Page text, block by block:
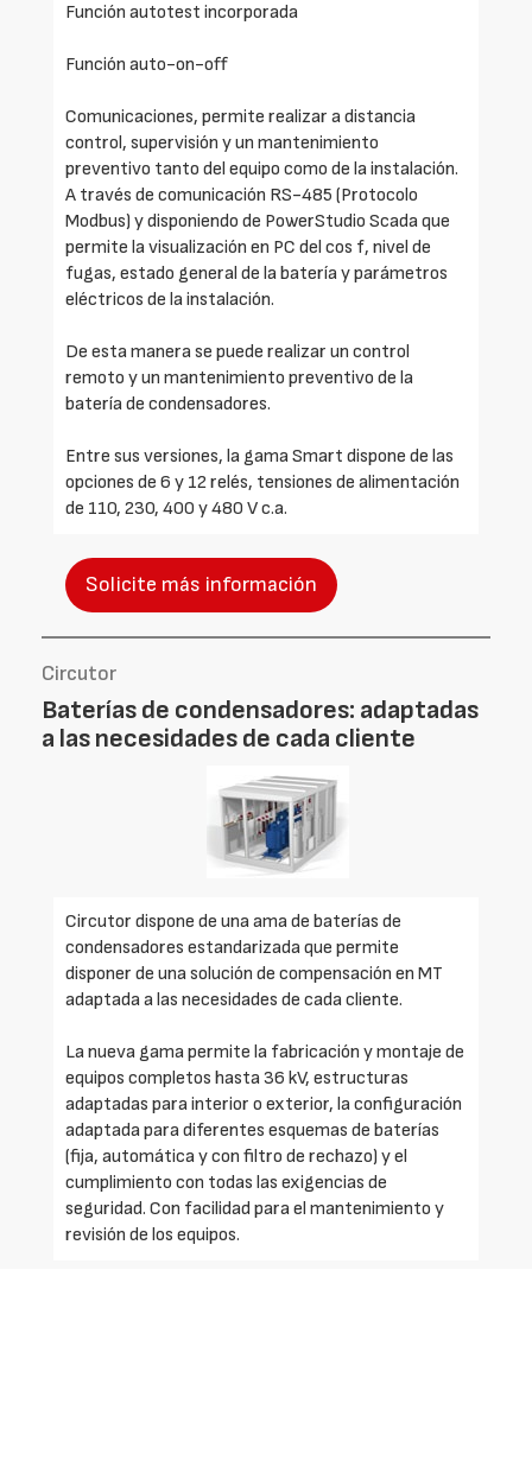
Función autotest incorporada
Función auto-on-off
Comunicaciones, permite realizar a distancia
control, supervisión y un mantenimiento
preventivo tanto del equipo como de la instalación.
A través de comunicación RS-485 (Protocolo
Modbus) y disponiendo de PowerStudio Scada que
permite la visualización en PC del cos f, nivel de
fugas, estado general de la batería y parámetros
eléctricos de la instalación.
De esta manera se puede realizar un control
remoto y un mantenimiento preventivo de la
batería de condensadores.
Entre sus versiones, la gama Smart dispone de las
opciones de 6 y 12 relés, tensiones de alimentación
de 110, 230, 400 y 480 V c.a.
Solicite más información
Circutor
Baterías de condensadores: adaptadas
a las necesidades de cada cliente
Circutor dispone de una ama de baterías de
condensadores estandarizada que permite
disponer de una solución de compensación en MT
adaptada a las necesidades de cada cliente.
La nueva gama permite la fabricación y montaje de
equipos completos hasta 36 kV, estructuras
adaptadas para interior o exterior, la configuración
adaptada para diferentes esquemas de baterías
(fija, automática y con filtro de rechazo) y el
cumplimiento con todas las exigencias de
seguridad. Con facilidad para el mantenimiento y
revisión de los equipos.